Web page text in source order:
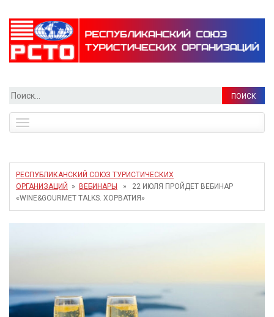
Найти:
navigation
РЕСПУБЛИКАНСКИЙ СОЮЗ ТУРИСТИЧЕСКИХ
ОРГАНИЗАЦИЙ
» ВЕБИНАРЫ
» 22 ИЮЛЯ ПРОЙДЕТ ВЕБИНАР
«WINE&GOURMET TALKS. ХОРВАТИЯ»